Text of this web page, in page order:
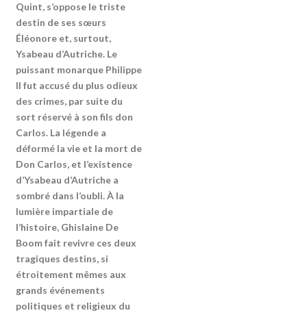
Quint, s’oppose le triste
destin de ses sœurs
Éléonore et, surtout,
Ysabeau d’Autriche. Le
puissant monarque Philippe
II fut accusé du plus odieux
des crimes, par suite du
sort réservé à son fils don
Carlos. La légende a
déformé la vie et la mort de
Don Carlos, et l’existence
d’Ysabeau d’Autriche a
sombré dans l’oubli. À la
lumière impartiale de
l’histoire, Ghislaine De
Boom fait revivre ces deux
tragiques destins, si
étroitement mêmes aux
grands événements
politiques et religieux du